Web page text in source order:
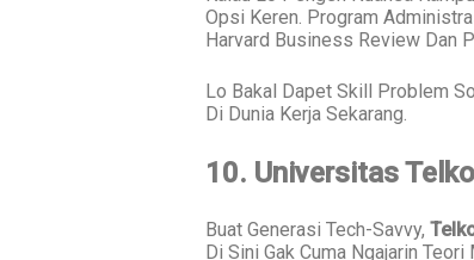
Opsi Keren. Program
Harvard Business Review Dan
Lo Bakal Dapet Skill Problem
Di Dunia Kerja Sekarang.
10. Universitas
Buat Generasi Tech-Savvy,
Di Sini Gak Cuma Ngajarin